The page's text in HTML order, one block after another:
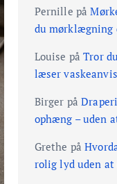
Pernille på
du mørklægning
Louise påTror
læser
Birger på
ophæng – uden
Grethe på
rolig lyd uden